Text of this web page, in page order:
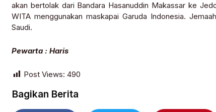
akan bertolak dari Bandara Hasanuddin Makassar ke
WITA menggunakan maskapai Garuda Indonesia.
Saudi.
Pewarta : Haris
Post Views: 490
Bagikan Berita